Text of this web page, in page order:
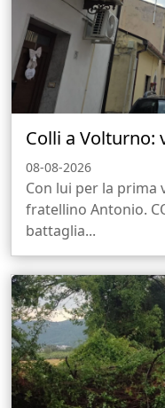
Colli a Volturno:
08-08-2026
Con lui per la prima
fratellino Antonio.
battaglia...